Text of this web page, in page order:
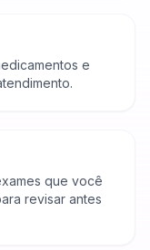
e
que você
revisar antes